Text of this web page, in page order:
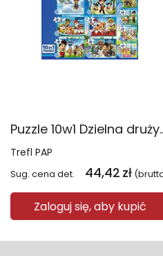
Puzzle 10w1
Trefl PAP
Sug. cena det. 44,42 zł
Zaloguj się, aby kupić